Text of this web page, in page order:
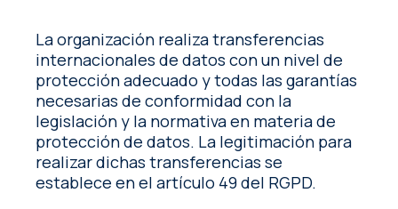
La organización realiza transferencias
internacionales de datos con un nivel de
protección adecuado y todas las garantías
necesarias de conformidad con la
legislación y la normativa en materia de
protección de datos. La legitimación para
realizar dichas transferencias se
establece en el artículo 49 del RGPD.